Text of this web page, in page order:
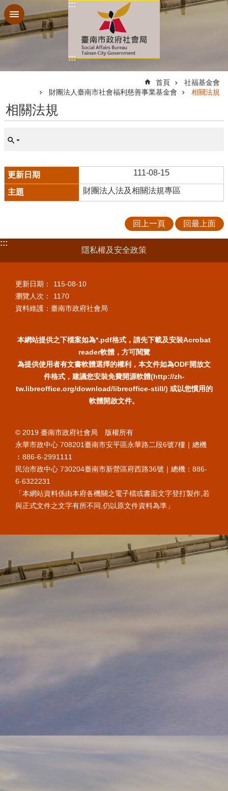
跳到主要內容區塊
:::
:::
首頁
社福基金會
財團法人臺南市社會福利慈善事業基金會
相關法規
相關法規
111-08-15
財團法人法及相關法規專區
回上一頁 回最上面
:::
隱私權及安全政策
更新日期：
115-08-10
瀏覽人次：
1170
資料維護：臺南市政府社會局
本網站提供之下檔案如為*.pdf格式，請先下載及安裝Acrobat
reader軟體，方可閱覽
為提供使用者有文書軟體選擇的權利，本文件如為ODF開放文
件格式，建議您安裝免費開源軟體(http://zh-
tw.libreoffice.org/download/libreoffice-still/) 或以您慣用的
軟體開啟文件。
© 2019 臺南市政府社會局 版權所有
永華市政中心 708201臺南市安平區永華路二段6號7樓｜總機
︰886-6-2991111
民治市政中心 730204臺南市新營區府西路36號｜總機：886-
6-6322231
「本網站資料係由本府各機關之電子檔或書面文字登打製作,若
與正式文件之文字有所不同,仍以原文件資料為準」